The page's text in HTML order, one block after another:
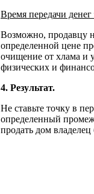
Время передачи
Возможно, продавцу
определенной цене
очищение от хлама и
физических и
4. Результат.
Не ставьте точку в
определенный
продать дом владелец